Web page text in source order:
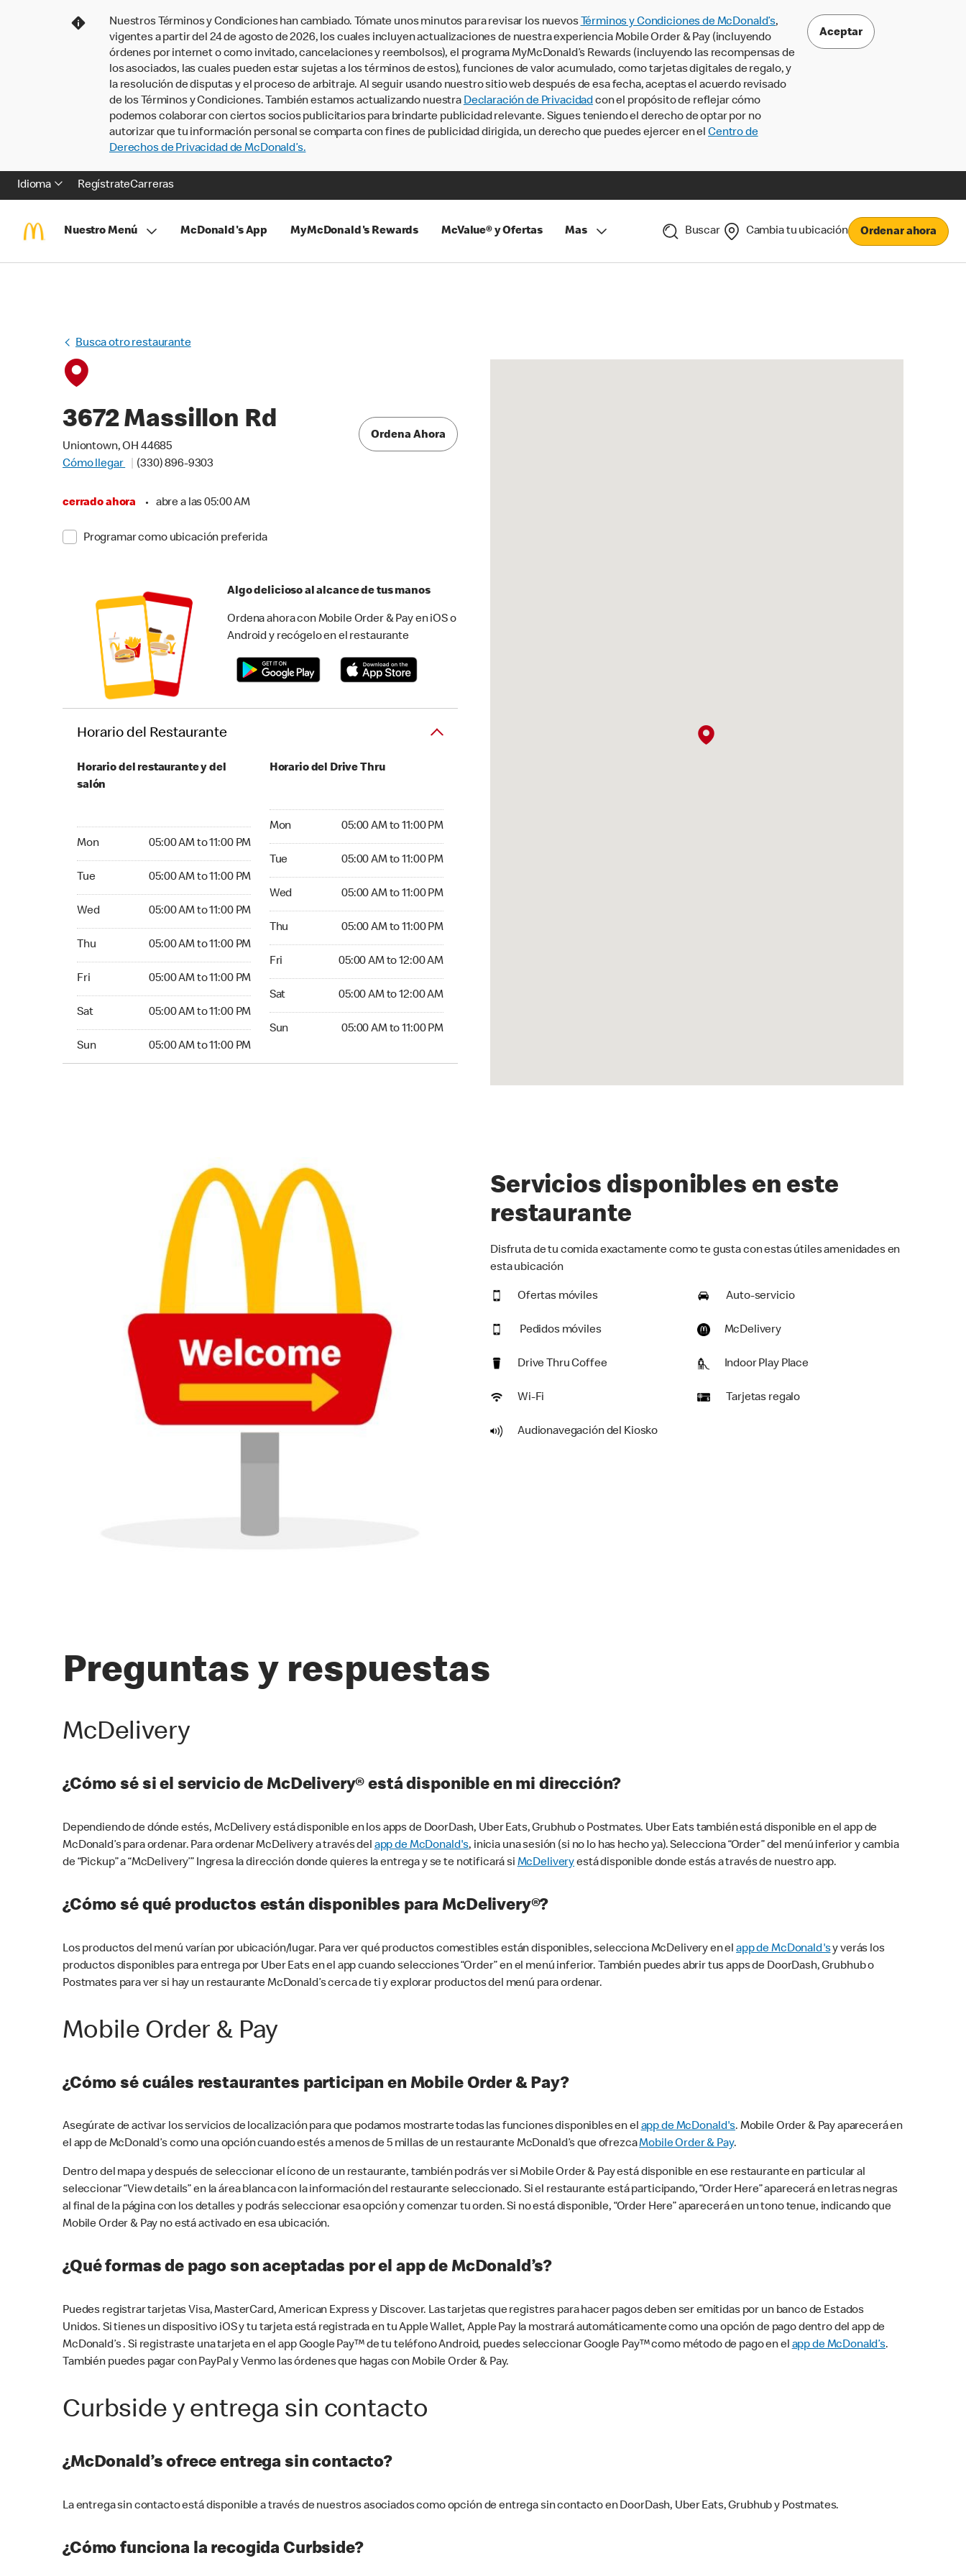
Nuestros Términos y Condiciones han cambiado. Tómate unos minutos para revisar los nuevos Términos y Condiciones de McDonald’s,
vigentes a partir del 24 de agosto de 2026, los cuales incluyen actualizaciones de nuestra experiencia Mobile Order & Pay (incluyendo
órdenes por internet o como invitado, cancelaciones y reembolsos), el programa MyMcDonald’s Rewards (incluyendo las recompensas de
los asociados, las cuales pueden estar sujetas a los términos de estos), funciones de valor acumulado, como tarjetas digitales de regalo, y
la resolución de disputas y el proceso de arbitraje. Al seguir usando nuestro sitio web después de esa fecha, aceptas el acuerdo revisado
de los Términos y Condiciones. También estamos actualizando nuestra Declaración de Privacidadcon el propósito de reflejar cómo
podemos colaborar con ciertos socios publicitarios para brindarte publicidad relevante. Sigues teniendo el derecho de optar por no
autorizar que tu información personal se comparta con fines de publicidad dirigida, un derecho que puedes ejercer en el Centro de
Derechos de Privacidad de McDonald’s.
Aceptar
Idioma RegístrateCarreras
Nuestro Menú McDonald's App MyMcDonald's Rewards McValue® y Ofertas Mas Buscar Cambia tu ubicación Ordenar ahora
Busca otro restaurante
3672 Massillon Rd
Uniontown, OH 44685
Cómo llegar
(330) 896-9303
cerrado ahora • abre a las 05:00 AM
Programar como ubicación preferida
Ordena Ahora
Algo delicioso al alcance de tus manos
Ordena ahora con Mobile Order & Pay en iOS o
Android y recógelo en el restaurante
Horario del Restaurante
Horario del restaurante y del
salón
Mon 05:00 AM to 11:00 PM
Tue 05:00 AM to 11:00 PM
Wed 05:00 AM to 11:00 PM
Thu 05:00 AM to 11:00 PM
Fri 05:00 AM to 11:00 PM
Sat 05:00 AM to 11:00 PM
Sun 05:00 AM to 11:00 PM
Horario del Drive Thru
Mon 05:00 AM to 11:00 PM
Tue 05:00 AM to 11:00 PM
Wed 05:00 AM to 11:00 PM
Thu 05:00 AM to 11:00 PM
Fri 05:00 AM to 12:00 AM
Sat 05:00 AM to 12:00 AM
Sun 05:00 AM to 11:00 PM
Servicios disponibles en este
restaurante
Disfruta de tu comida exactamente como te gusta con estas útiles amenidades en
esta ubicación
Ofertas móviles Auto-servicio
Pedidos móviles McDelivery
Drive Thru Coffee Indoor Play Place
Wi-Fi Tarjetas regalo
Audionavegación del Kiosko
Preguntas y respuestas
McDelivery
¿Cómo sé si el servicio de McDelivery® está disponible en mi dirección?
Dependiendo de dónde estés, McDelivery está disponible en los apps de DoorDash, Uber Eats, Grubhub o Postmates. Uber Eats también está disponible en el app de
McDonald’s para ordenar. Para ordenar McDelivery a través del app de McDonald's, inicia una sesión (si no lo has hecho ya). Selecciona “Order” del menú inferior y cambia
de “Pickup” a “McDelivery’” Ingresa la dirección donde quieres la entrega y se te notificará si McDeliveryestá disponible donde estás a través de nuestro app.
¿Cómo sé qué productos están disponibles para McDelivery®?
Los productos del menú varían por ubicación/lugar. Para ver qué productos comestibles están disponibles, selecciona McDelivery en elapp de McDonald'sy verás los
productos disponibles para entrega por Uber Eats en el app cuando selecciones “Order” en el menú inferior. También puedes abrir tus apps de DoorDash, Grubhub o
Postmates para ver si hay un restaurante McDonald’s cerca de ti y explorar productos del menú para ordenar.
Mobile Order & Pay
¿Cómo sé cuáles restaurantes participan en Mobile Order & Pay?
Asegúrate de activar los servicios de localización para que podamos mostrarte todas las funciones disponibles en elapp de McDonald's. Mobile Order & Pay aparecerá en
el app de McDonald’s como una opción cuando estés a menos de 5 millas de un restaurante McDonald’s que ofrezcaMobile Order & Pay.
Dentro del mapa y después de seleccionar el ícono de un restaurante, también podrás ver si Mobile Order & Pay está disponible en ese restaurante en particular al
seleccionar “View details” en la área blanca con la información del restaurante seleccionado. Si el restaurante está participando, “Order Here” aparecerá en letras negras
al final de la página con los detalles y podrás seleccionar esa opción y comenzar tu orden. Si no está disponible, “Order Here” aparecerá en un tono tenue, indicando que
Mobile Order & Pay no está activado en esa ubicación.
¿Qué formas de pago son aceptadas por el app de McDonald’s?
Puedes registrar tarjetas Visa, MasterCard, American Express y Discover. Las tarjetas que registres para hacer pagos deben ser emitidas por un banco de Estados
Unidos. Si tienes un dispositivo iOS y tu tarjeta está registrada en tu Apple Wallet, Apple Pay la mostrará automáticamente como una opción de pago dentro del app de
McDonald’s . Si registraste una tarjeta en el app Google Pay™ de tu teléfono Android, puedes seleccionar Google Pay™ como método de pago en elapp de McDonald’s.
También puedes pagar con PayPal y Venmo las órdenes que hagas con Mobile Order & Pay.
Curbside y entrega sin contacto
¿McDonald’s ofrece entrega sin contacto?
La entrega sin contacto está disponible a través de nuestros asociados como opción de entrega sin contacto en DoorDash, Uber Eats, Grubhub y Postmates.
¿Cómo funciona la recogida Curbside?